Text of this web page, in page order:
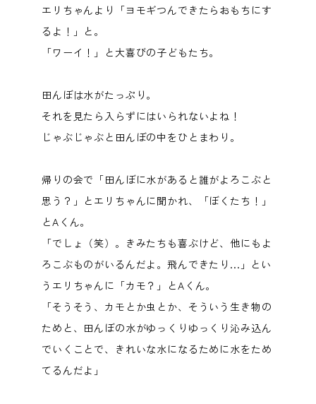
エリちゃんより「ヨモギつんできたらおもちにす
るよ！」と。
「ワーイ！」と大喜びの子どもたち。
田んぼは水がたっぷり。
それを見たら入らずにはいられないよね！
じゃぶじゃぶと田んぼの中をひとまわり。
帰りの会で「田んぼに水があると誰がよろこぶと
思う？」とエリちゃんに聞かれ、「ぼくたち！」
とAくん。
「でしょ（笑）。きみたちも喜ぶけど、他にもよ
ろこぶものがいるんだよ。飛んできたり...」とい
うエリちゃんに「カモ？」とAくん。
「そうそう、カモとか虫とか、そういう生き物の
ためと、田んぼの水がゆっくりゆっくり沁み込ん
でいくことで、きれいな水になるために水をため
てるんだよ」